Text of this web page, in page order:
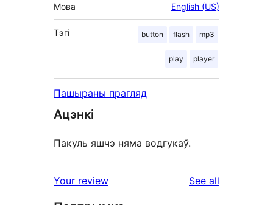
Мова English (US)
Тэгі button flash mp3
play player
Пашыраны прагляд
Ацэнкі
Пакуль яшчэ няма водгукаў.
Your review See all